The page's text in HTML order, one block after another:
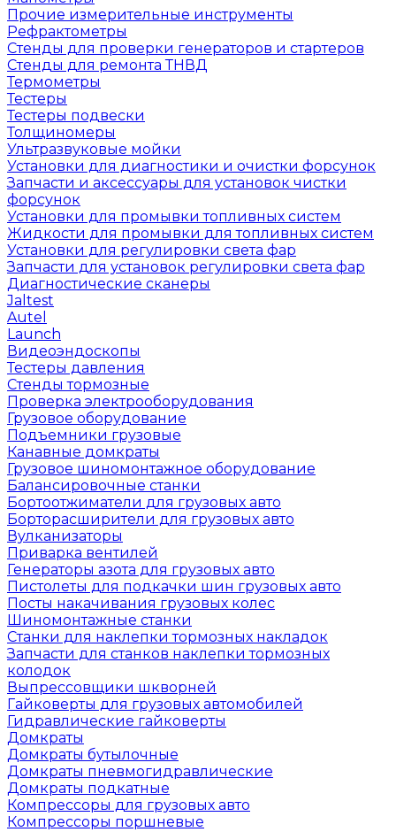
Прочие измерительные инструменты
Рефрактометры
Стенды для проверки генераторов и стартеров
Стенды для ремонта ТНВД
Термометры
Тестеры
Тестеры подвески
Толщиномеры
Ультразвуковые мойки
Установки для диагностики и очистки форсунок
Запчасти и аксессуары для установок чистки
форсунок
Установки для промывки топливных систем
Жидкости для промывки для топливных систем
Установки для регулировки света фар
Запчасти для установок регулировки света фар
Диагностические сканеры
Jaltest
Autel
Launch
Видеоэндоскопы
Тестеры давления
Стенды тормозные
Проверка электрооборудования
Грузовое оборудование
Подъемники грузовые
Канавные домкраты
Грузовое шиномонтажное оборудование
Балансировочные станки
Бортоотжиматели для грузовых авто
Борторасширители для грузовых авто
Вулканизаторы
Приварка вентилей
Генераторы азота для грузовых авто
Пистолеты для подкачки шин грузовых авто
Посты накачивания грузовых колес
Шиномонтажные станки
Станки для наклепки тормозных накладок
Запчасти для станков наклепки тормозных
колодок
Выпрессовщики шкворней
Гайковерты для грузовых автомобилей
Гидравлические гайковерты
Домкраты
Домкраты бутылочные
Домкраты пневмогидравлические
Домкраты подкатные
Компрессоры для грузовых авто
Компрессоры поршневые